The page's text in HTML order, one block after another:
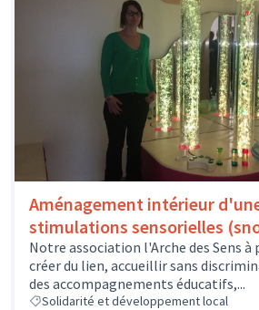
Aménagement intérieur
stimulations sensorielles
Notre association l'Arche des Sens à
créer du lien, accueillir sans
des accompagnements éducatifs,...
Solidarité et développement local